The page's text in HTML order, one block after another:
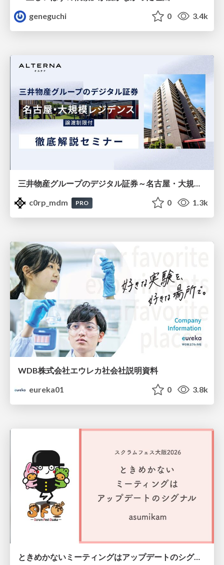
geneguchi
0 3.4k
三井物産グループのデジタル証券～名古屋・大規模レジデンス～徹底解説セミナー
c0rp_mdm
PRO 0 1.3k
WDB株式会社エウレカ社会社説明資料
eureka01
0 3.8k
ときめかないミーティングはアップデートのシグナル #scrumosaka